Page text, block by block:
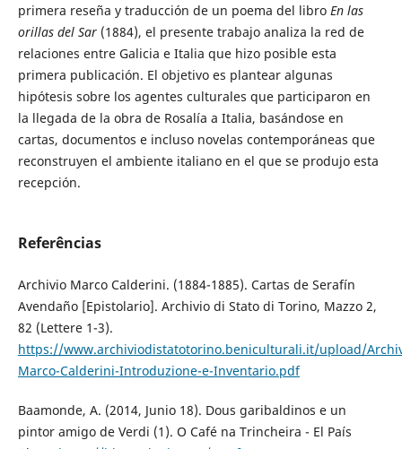
primera reseña y traducción de un poema del libro En las
orillas del Sar(1884), el presente trabajo analiza la red de
relaciones entre Galicia e Italia que hizo posible esta
primera publicación. El objetivo es plantear algunas
hipótesis sobre los agentes culturales que participaron en
la llegada de la obra de Rosalía a Italia, basándose en
cartas, documentos e incluso novelas contemporáneas que
reconstruyen el ambiente italiano en el que se produjo esta
recepción.
Referências
Archivio Marco Calderini. (1884-1885). Cartas de Serafín
Avendaño [Epistolario]. Archivio di Stato di Torino, Mazzo 2,
82 (Lettere 1-3).
https://www.archiviodistatotorino.beniculturali.it/upload/
Marco-Calderini-Introduzione-e-Inventario.pdf
Baamonde, A. (2014, Junio 18). Dous garibaldinos e un
pintor amigo de Verdi (1). O Café na Trincheira - El País